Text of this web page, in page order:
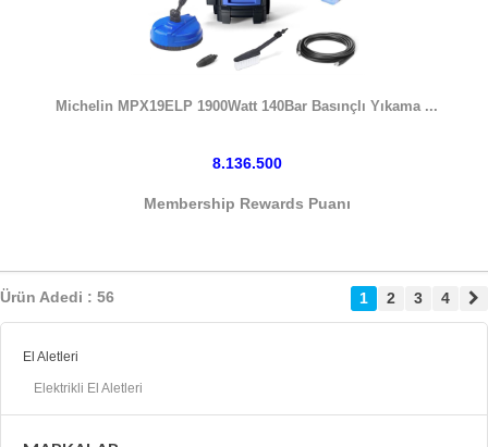
Michelin MPX19ELP 1900Watt 140Bar Basınçlı Yıkama ...
8.136.500
Membership Rewards Puanı
Ürün Adedi : 56 1 2 3 4
El Aletleri
Elektrikli El Aletleri